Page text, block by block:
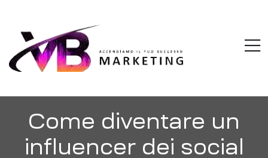
Come diventare un
influencer dei social